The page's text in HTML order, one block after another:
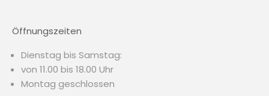
Öffnungszeiten
Dienstag bis Samstag:
von 11.00 bis 18.00 Uhr
Montag geschlossen